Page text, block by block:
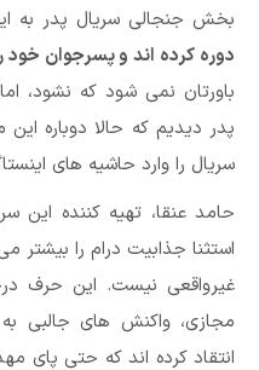
بخش جنجالی سریال پدر به
دوره کرده اند و پسرجوان خود
باورتان نمی شود که نشود،
پدر دیدیم که حالا دوباره
سریال را وارد حاشیه های
حامد عنقا، تهیه کننده این
استثنا جذابیت درام را
غیرواقعی نیست. این حرف
مجازی، واکنش های جالبی به
انتقاد کرده اند که حتی پای